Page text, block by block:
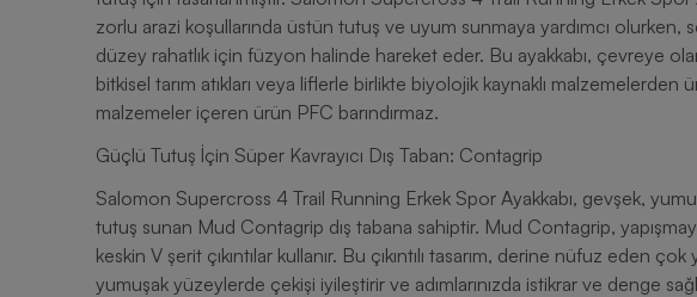
zorlu arazi koşullarında üstün tutuş ve uyum sunmaya yardımcı olurken,
düzey rahatlık için füzyon halinde hareket eder. Bu ayakkabı, çevreye
bitkisel tarım atıkları veya liflerle birlikte biyolojik kaynaklı
malzemeler içeren ürün PFC barındırmaz.
Güçlü Tutuş İçin Süper Kavrayıcı Dış Taban: Contagrip
Salomon Supercross 4 Trail Running Erkek Spor Ayakkabı, gevşek,
tutuş sunan Mud Contagrip dış tabana sahiptir. Mud Contagrip,
keskin V şerit çıkıntılar kullanır. Bu çıkıntılı tasarım, derine nüfuz eden
yumuşak yüzeylerde çekişi iyileştirir ve adımlarınızda istikrar ve denge